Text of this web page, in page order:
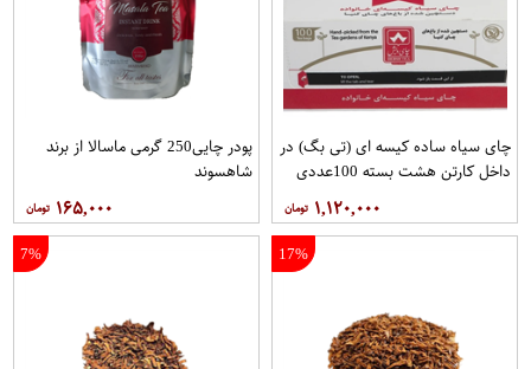
چای سیاه ساده کیسه ای (تی بگ) در
داخل کارتن هشت بسته 100عددی
۱,۱۲۰,۰۰۰
پودر چایی250 گرمی ماسالا از برند
شاهسوند
۱۶۵,۰۰۰
17%
7%